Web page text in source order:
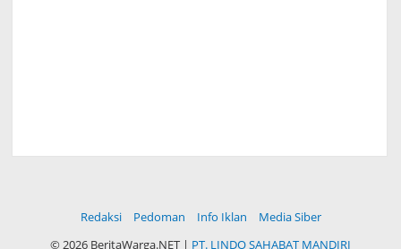
Redaksi Pedoman Info Iklan
Media Siber
©2026 BeritaWarga.NET | PT. LINDO SAHABAT MANDIRI